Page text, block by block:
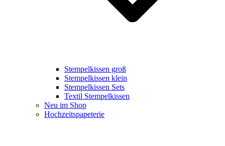
Stempelkissen groß
Stempelkissen klein
Stempelkissen Sets
Textil Stempelkissen
Neu im Shop
Hochzeitspapeterie